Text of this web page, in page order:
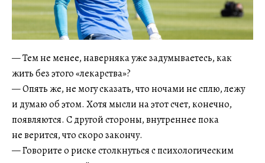
— Тем не менее, наверняка уже задумываетесь, как
жить без этого «лекарства»?
— Опять же, не могу сказать, что ночами не сплю, лежу
и думаю об этом. Хотя мысли на этот счет, конечно,
появляются. С другой стороны, внутреннее пока
не верится, что скоро закончу.
— Говорите о риске столкнуться с психологическим